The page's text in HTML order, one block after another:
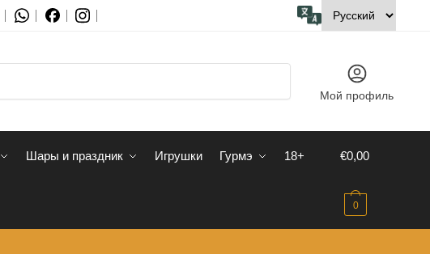
Мой профиль
Шары и праздник Игрушки Гурмэ 18+ €0,00
0